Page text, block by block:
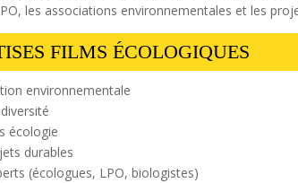
les associations environnementales et les
FILMS ÉCOLOGIQUES
environnementale
écologie
durables
(écologues, LPO, biologistes)